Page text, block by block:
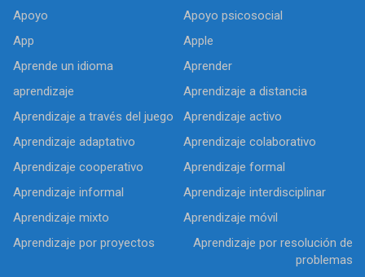
Apoyo
Apoyo psicosocial
App
Apple
Aprende un idioma
Aprender
aprendizaje
Aprendizaje a distancia
Aprendizaje a través del juego
Aprendizaje activo
Aprendizaje adaptativo
Aprendizaje colaborativo
Aprendizaje cooperativo
Aprendizaje formal
Aprendizaje informal
Aprendizaje interdisciplinar
Aprendizaje mixto
Aprendizaje móvil
Aprendizaje por proyectos
Aprendizaje por resolución de
problemas